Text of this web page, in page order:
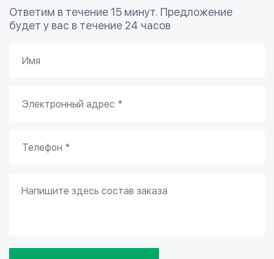
Ответим в течение 15 минут. Предложение
будет у вас в течение 24 часов